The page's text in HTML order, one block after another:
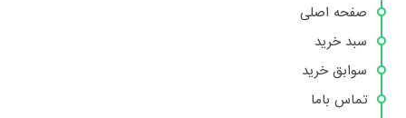
صفحه اصلی
سبد خرید
سوابق خرید
تماس باما